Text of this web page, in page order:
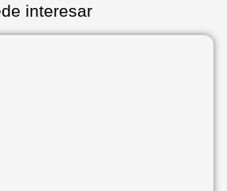
interesar